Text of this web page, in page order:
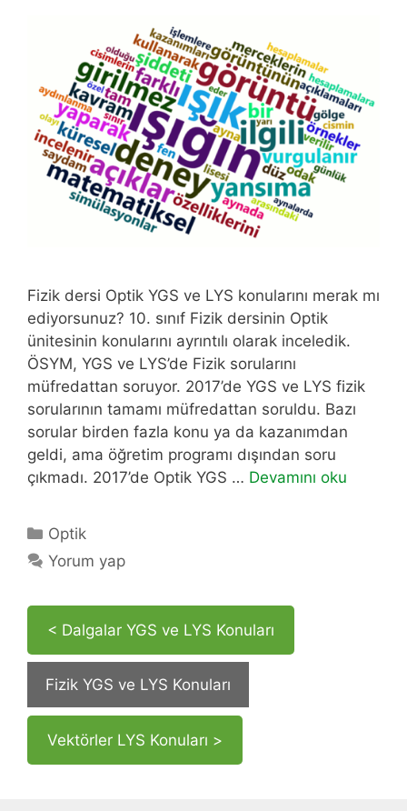
Fizik dersi Optik YGS ve LYS konularını merak mı
ediyorsunuz? 10. sınıf Fizik dersinin Optik
ünitesinin konularını ayrıntılı olarak inceledik.
ÖSYM, YGS ve LYS’de Fizik sorularını
müfredattan soruyor. 2017’de YGS ve LYS fizik
sorularının tamamı müfredattan soruldu. Bazı
sorular birden fazla konu ya da kazanımdan
geldi, ama öğretim programı dışından soru
çıkmadı. 2017’de Optik YGS … Devamını oku
Kategoriler
Optik
Yorum yap
< Dalgalar YGS ve LYS Konuları
Fizik YGS ve LYS Konuları
Vektörler LYS Konuları >